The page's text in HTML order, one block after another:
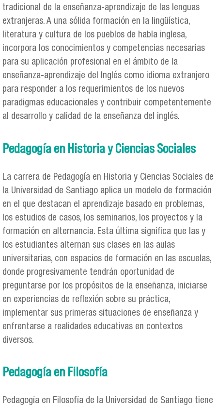
tradicional de la enseñanza-aprendizaje de las lenguas
extranjeras. A una sólida formación en la lingüística,
literatura y cultura de los pueblos de habla inglesa,
incorpora los conocimientos y competencias necesarias
para su aplicación profesional en el ámbito de la
enseñanza-aprendizaje del Inglés como idioma extranjero
para responder a los requerimientos de los nuevos
paradigmas educacionales y contribuir competentemente
al desarrollo y calidad de la enseñanza del inglés.
Pedagogía en Historia y Ciencias Sociales
La carrera de Pedagogía en Historia y Ciencias Sociales de
la Universidad de Santiago aplica un modelo de formación
en el que destacan el aprendizaje basado en problemas,
los estudios de casos, los seminarios, los proyectos y la
formación en alternancia. Esta última significa que las y
los estudiantes alternan sus clases en las aulas
universitarias, con espacios de formación en las escuelas,
donde progresivamente tendrán oportunidad de
preguntarse por los propósitos de la enseñanza, iniciarse
en experiencias de reflexión sobre su práctica,
implementar sus primeras situaciones de enseñanza y
enfrentarse a realidades educativas en contextos
diversos.
Pedagogía en Filosofía
Pedagogía en Filosofía de la Universidad de Santiago tiene